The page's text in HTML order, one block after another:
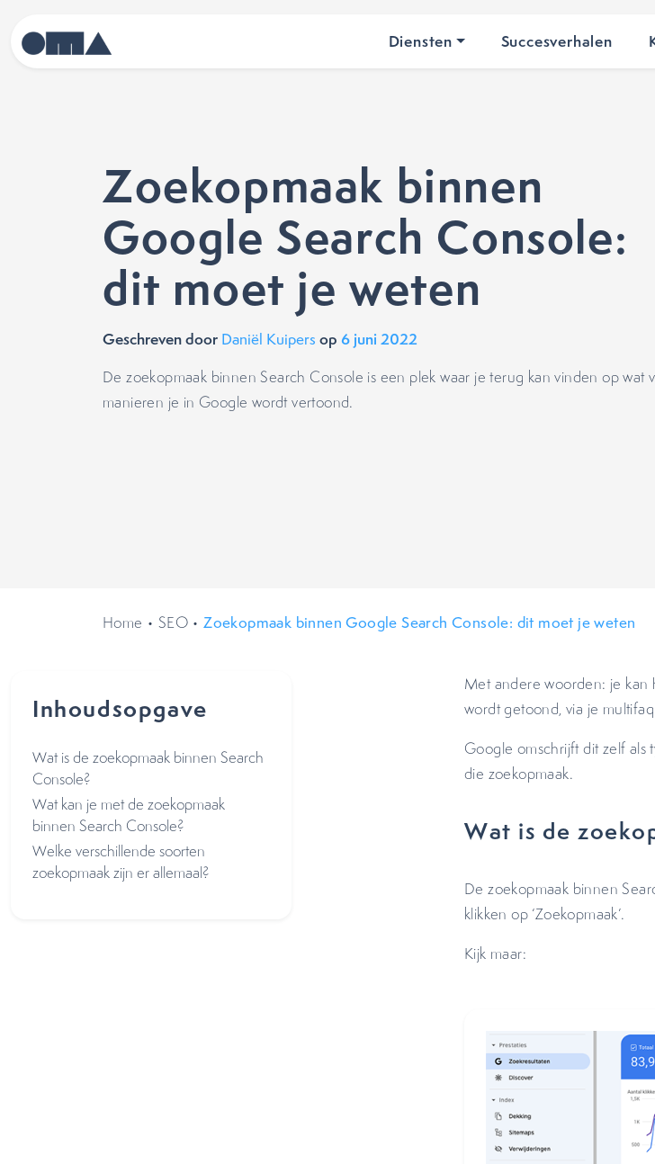
Diensten Succesverhalen
Zoekopmaak binnen
Google Search Console:
dit moet je weten
Geschreven door Daniël Kuipers op 6 juni 2022
De zoekopmaak binnen Search Console is een plek waar je terug kan vinden op wat
manieren je in Google wordt vertoond.
Home • SEO •Zoekopmaak binnen Google Search Console: dit moet je weten
Inhoudsopgave
Wat is de zoekopmaak binnen Search
Console?
Wat kan je met de zoekopmaak
binnen Search Console?
Welke verschillende soorten
zoekopmaak zijn er allemaal?
Met andere woorden: je kan
wordt getoond, via je
Google omschrijft dit zelf als
die zoekopmaak.
Wat is de
De zoekopmaak binnen
klikken op ‘Zoekopmaak’.
Kijk maar: